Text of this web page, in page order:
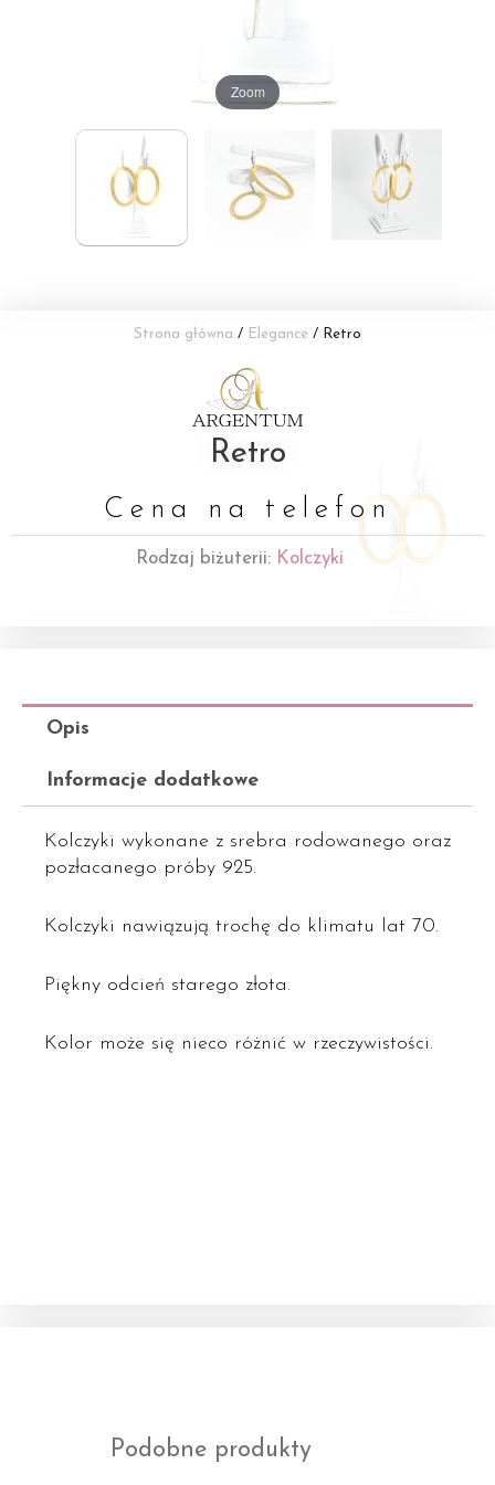
Zoom
Strona główna / Elegance / Retro
Retro
Cena na telefon
Rodzaj biżuterii: Kolczyki
Opis
Informacje dodatkowe
Kolczyki wykonane z srebra rodowanego oraz
pozłacanego próby 925.
Kolczyki nawiązują trochę do klimatu lat 70.
Piękny odcień starego złota.
Kolor może się nieco różnić w rzeczywistości.
Podobne produkty